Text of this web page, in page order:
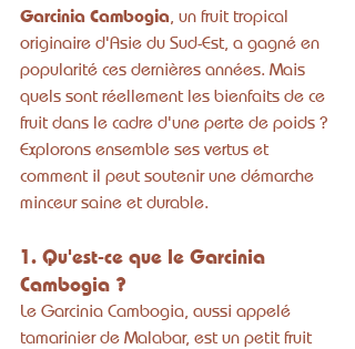
Garcinia Cambogia , un fruit tropical
originaire d'Asie du Sud-Est, a gagné en
popularité ces dernières années. Mais
quels sont réellement les bienfaits de ce
fruit dans le cadre d'une perte de poids ?
Explorons ensemble ses vertus et
comment il peut soutenir une démarche
minceur saine et durable.
1. Qu'est-ce que le Garcinia
Cambogia ?
Le Garcinia Cambogia, aussi appelé
tamarinier de Malabar, est un petit fruit